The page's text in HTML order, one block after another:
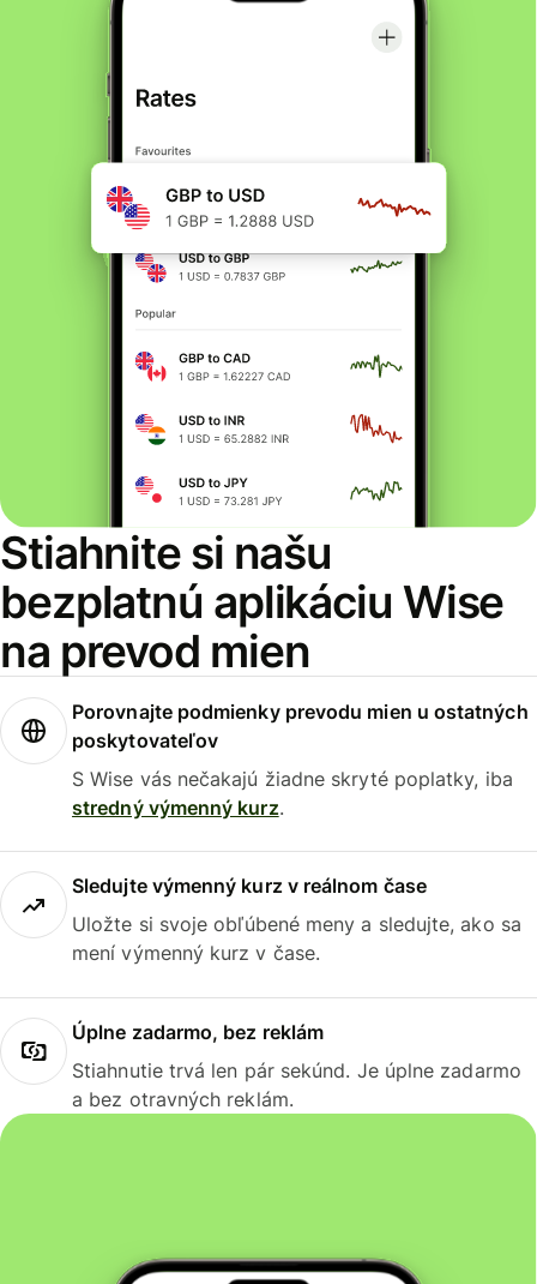
Stiahnite si našu
bezplatnú aplikáciu Wise
na prevod mien
Porovnajte podmienky prevodu mien u ostatných
poskytovateľov
S Wise vás nečakajú žiadne skryté poplatky, iba
stredný výmenný kurz.
Sledujte výmenný kurz v reálnom čase
Uložte si svoje obľúbené meny a sledujte, ako sa
mení výmenný kurz v čase.
Úplne zadarmo, bez reklám
Stiahnutie trvá len pár sekúnd. Je úplne zadarmo
a bez otravných reklám.